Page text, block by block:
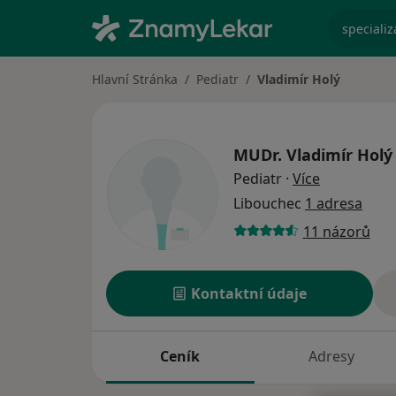
Hlavní Stránka Pediatr Vladimír Holý
MUDr. Vladimír Holý
Pediatr · Více
Libouchec 1 adresa
11 názorů
Kontaktní údaje
Ceník Adresy